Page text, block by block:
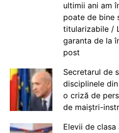
ultimii ani am
poate de bine
titularizabile /
garanta de la
post
Secretarul de
disciplinele
o criză de
de maiștri-
Elevii de